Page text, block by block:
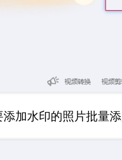
加水印的照片批量添